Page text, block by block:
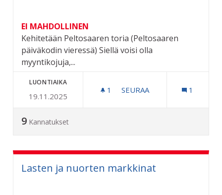
EI MAHDOLLINEN
Kehitetään Peltosaaren toria (Peltosaaren
päiväkodin vieressä) Siellä voisi olla
myyntikojuja,...
LUONTIAIKA
19.11.2025
1 1 SEURAAJA
SEURAA 1
9 Kannatukset
Lasten ja nuorten markkinat